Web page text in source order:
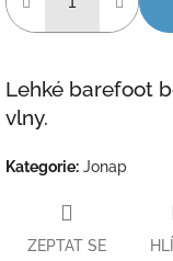
Lehké barefoot
vlny.
Kategorie: Jonap
ZEPTAT SE